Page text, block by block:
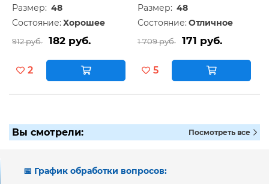
Размер: 48
Состояние: Хорошее
912 руб. 182 руб.
2
Размер: 48
Состояние: Отличное
1 709 руб. 171 руб.
5
Вы смотрели: Посмотреть все
📅 График обработки вопросов: